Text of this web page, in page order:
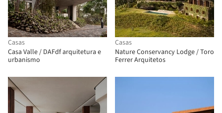
Casas
Casa Valle / DAFdf arquitetura e
urbanismo
Casas
Nature Conservancy Lodge / Toro
Ferrer Arquitetos